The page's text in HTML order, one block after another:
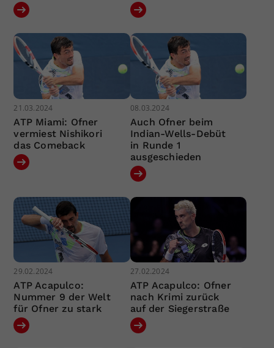
21.03.2024
ATP Miami: Ofner
vermiest Nishikori
das Comeback
08.03.2024
Auch Ofner beim
Indian-Wells-Debüt
in Runde 1
ausgeschieden
29.02.2024
ATP Acapulco:
Nummer 9 der Welt
für Ofner zu stark
27.02.2024
ATP Acapulco: Ofner
nach Krimi zurück
auf der Siegerstraße